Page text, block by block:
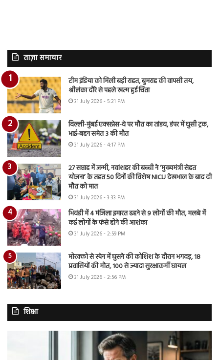
ताज़ा समाचार
टीम इंडिया को मिली बड़ी राहत, बुमराह की वापसी तय,
श्रीलंका दौरे से पहले खत्म हुई चिंता
31 July 2026 - 5:21 PM
दिल्ली-मुंबई एक्सप्रेस-वे पर मौत का तांडव, डंपर में घुसी ट्रक,
भाई-बहन समेत 3 की मौत
31 July 2026 - 4:17 PM
27 सप्ताह में जन्मी, नवांशहर की बच्ची ने ‘मुख्यमंत्री सेहत
योजना’ के तहत 50 दिनों की विशेष NICU देखभाल के बाद दी
मौत को मात
31 July 2026 - 3:33 PM
भिवंडी में 4 मंजिला इमारत ढहने से 9 लोगों की मौत, मलबे में
कई लोगों के फंसे होने की आशंका
31 July 2026 - 2:59 PM
मोरक्को से स्पेन में घुसने की कोशिश के दौरान भगदड़, 18
प्रवासियों की मौत, 100 से ज्यादा सुरक्षाकर्मी घायल
31 July 2026 - 2:56 PM
शिक्षा